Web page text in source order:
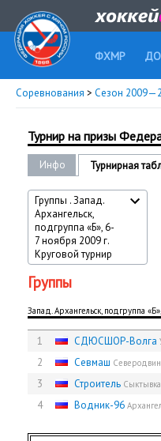
ФХМР
Соревнования > Сезон
Турнир на призы
Инфо Турнирная
Группы . Запад.
Архангельск,
подгруппа «Б», 6-
7 ноября 2009 г.
Круговой турнир
Группы
Запад. Архангельск, подгруппа
1 СДЮCШОР-Волга
2
Севмаш
3
Строитель
4
Водник-96